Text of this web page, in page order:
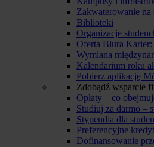
Zakwaterowanie na
Biblioteki
Organizacje
Oferta Biura
Wymiana
Kalendarium roku
Pobierz aplikację
Zdobądź wsparcie
Opłaty – co
Studiuj za darmo –
Stypendia dla
Preferencyjne
Dofinansowanie